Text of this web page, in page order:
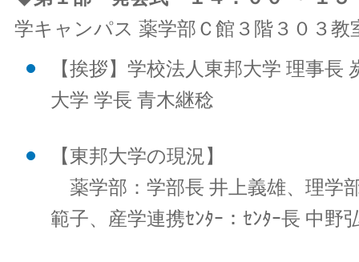
学キャンパス 薬学部Ｃ館３階３０３教
【挨拶】学校法人東邦大学 理事長
大学 学長 青木継稔
【東邦大学の現況】
薬学部：学部長 井上義雄、理学
範子、産学連携ｾﾝﾀｰ：ｾﾝﾀｰ長 中野